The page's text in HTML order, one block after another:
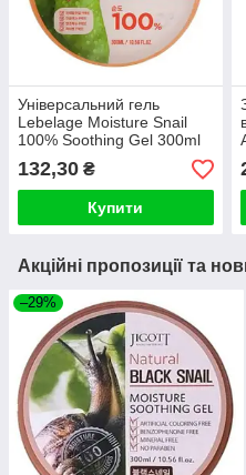
Універсальний гель
Lebelage Moisture Snail
100% Soothing Gel 300ml
132,30 ₴
Купити
Акційні пропозиції та
–29%